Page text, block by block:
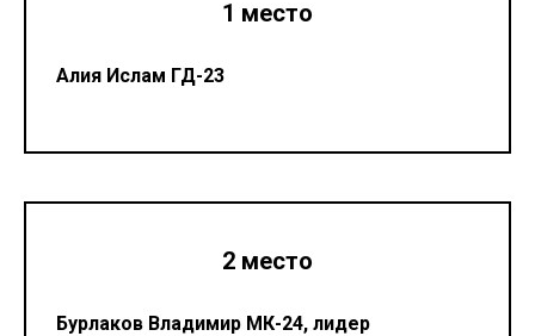
1 место
Алия Ислам ГД-23
2 место
Бурлаков Владимир МК-24, лидер